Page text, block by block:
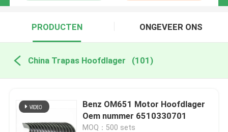
PRODUCTEN ONGEVEER ONS
China Trapas Hoofdlager (101)
Benz OM651 Motor Hoofdlager
Oem nummer 6510330701
MOQ：500 sets